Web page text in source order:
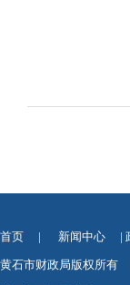
首页 | 新闻中心 |
黄石市财政局版权所有